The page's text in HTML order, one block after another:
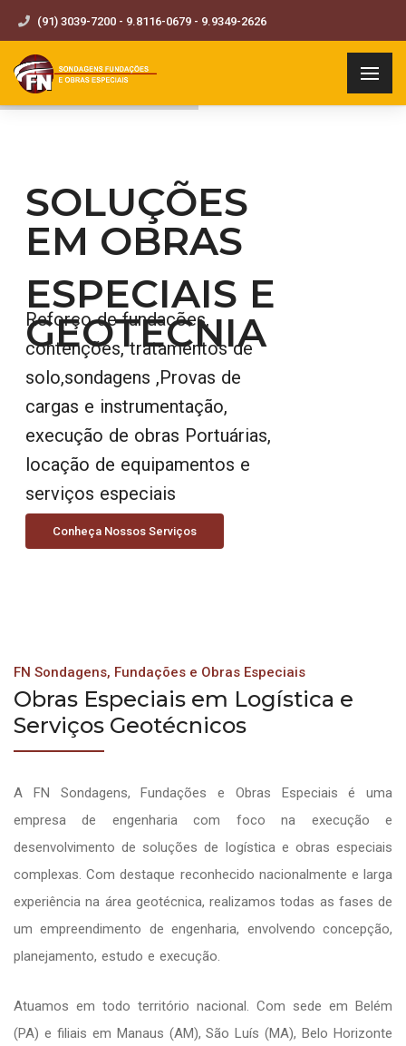
(91) 3039-7200 - 9.8116-0679 - 9.9349-2626
SOLUÇÕES
EM OBRAS
ESPECIAIS E
GEOTECNIA
Reforço de fundações,
contenções, tratamentos de
solo,sondagens ,Provas de
cargas e instrumentação,
execução de obras Portuárias,
locação de equipamentos e
serviços especiais
Conheça Nossos Serviços
FN Sondagens, Fundações e Obras Especiais
Obras Especiais em Logística e
Serviços Geotécnicos
A FN Sondagens, Fundações e Obras Especiais é uma
empresa de engenharia com foco na execução e
desenvolvimento de soluções de logística e obras especiais
complexas. Com destaque reconhecido nacionalmente e larga
experiência na área geotécnica, realizamos todas as fases de
um empreendimento de engenharia, envolvendo concepção,
planejamento, estudo e execução.
Atuamos em todo território nacional. Com sede em Belém
(PA) e filiais em Manaus (AM), São Luís (MA), Belo Horizonte